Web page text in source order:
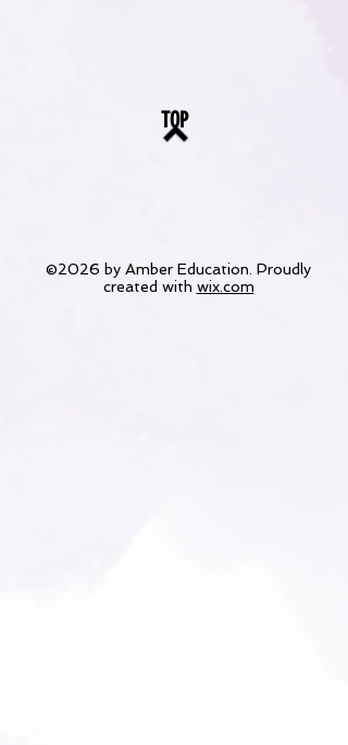
TOP
©2026 by Amber Education. Proudly
created with wix.com